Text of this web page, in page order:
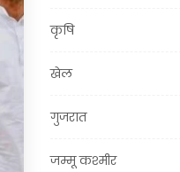
कृषि
खेल
गुजरात
जम्मू कश्मीर